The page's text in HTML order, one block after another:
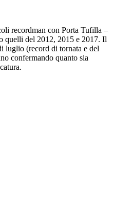
recordman con Porta Tufilla –
quelli del 2012, 2015 e 2017. Il
luglio (record di tornata e del
confermando quanto sia